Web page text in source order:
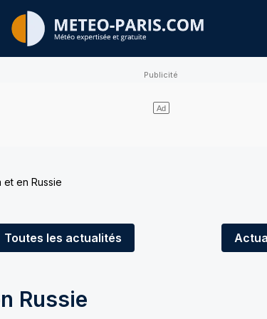
et en Russie
Toutes les actualités
Russie